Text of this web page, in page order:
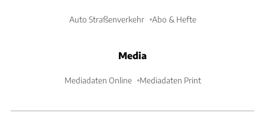
Auto Straßenverkehr Abo & Hefte
Media
Mediadaten Online Mediadaten Print